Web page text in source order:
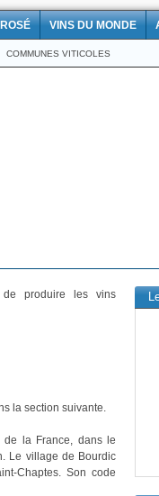
ROSÉ VINS DU MONDE
COMMUNES VITICOLES
de produire les vins
la section suivante.
de la France, dans le
Le village de Bourdic
Chaptes. Son code